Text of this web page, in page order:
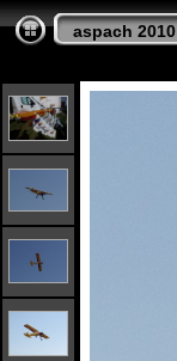
aspach 2010